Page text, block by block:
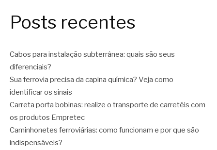
Posts recentes
Cabos para instalação subterrânea: quais são seus
diferenciais?
Sua ferrovia precisa da capina química? Veja como
identificar os sinais
Carreta porta bobinas: realize o transporte de carretéis com
os produtos Empretec
Caminhonetes ferroviárias: como funcionam e por que são
indispensáveis?